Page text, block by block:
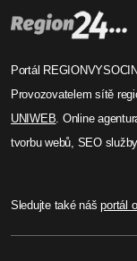
Portál
Provozovatelem sítě
UNIWEB. Online
tvorbu webů, SEO
Sledujte také nášportál